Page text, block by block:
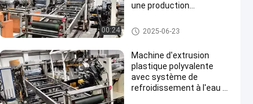
00:24
une production
plastique
machine en plastique d'extrusi
on
2025-06-23
Machine d'extrusion
plastique polyvalente
avec système de
refroidissement à l'eau et